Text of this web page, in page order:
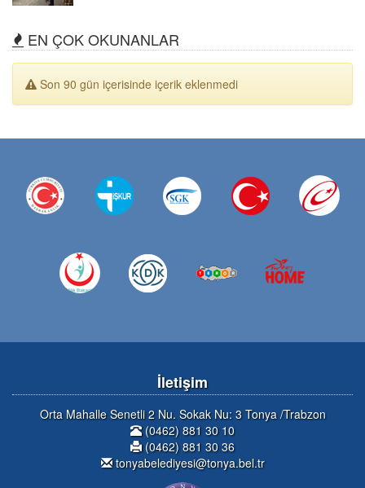
EN ÇOK OKUNANLAR
Son 90 gün içerisinde içerik eklenmedi
İletişim
Orta Mahalle Senetli 2 Nu. Sokak Nu: 3 Tonya /Trabzon
(0462) 881 30 10
(0462) 881 30 36
tonyabelediyesi@tonya.bel.tr